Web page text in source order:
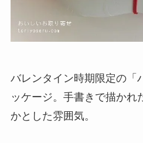
バレンタイン時期限定の「
ッケージ。手書きで描かれ
かとした雰囲気。